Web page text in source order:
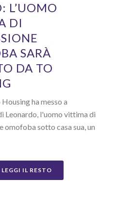
L’UOMO
DI
SARÀ
DA TO
ha messo a
Leonardo, l'uomo vittima di
omofoba sotto casa sua, un
LEGGI IL RESTO